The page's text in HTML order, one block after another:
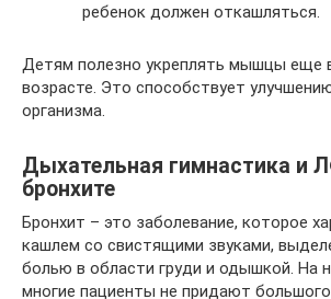
ребенок должен откашляться.
Детям полезно укреплять мышцы еще
возрасте. Это способствует
организма.
Дыхательная гимнастика и
бронхите
Бронхит – это заболевание, которое
кашлем со свистящими звуками,
болью в области груди и одышкой. На
многие пациенты не придают большого